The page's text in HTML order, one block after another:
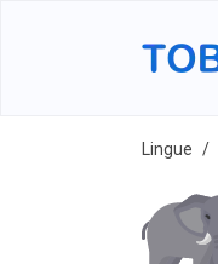
Lingue